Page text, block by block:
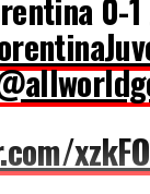
0-